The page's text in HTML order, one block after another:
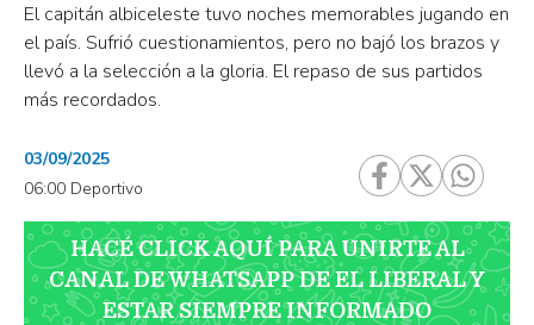
El capitán albiceleste tuvo noches memorables jugando en
el país. Sufrió cuestionamientos, pero no bajó los brazos y
llevó a la selección a la gloria. El repaso de sus partidos
más recordados.
03/09/2025
06:00 Deportivo
HACÉ CLICK AQUÍ PARA UNIRTE AL
CANAL DE WHATSAPP DE EL LIBERAL Y
ESTAR SIEMPRE INFORMADO